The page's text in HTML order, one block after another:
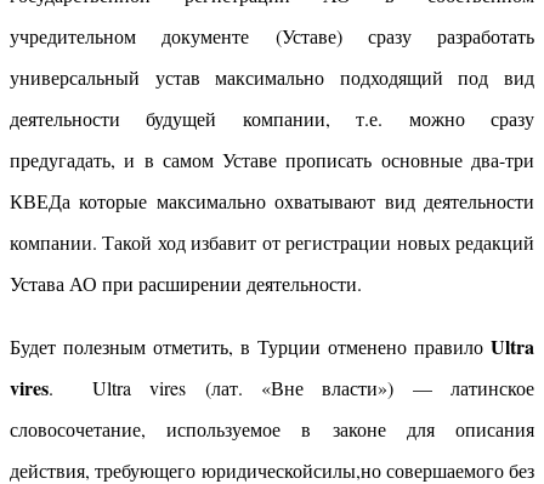
учредительном документе (Уставе) сразу разработать
универсальный устав максимально подходящий под вид
деятельности будущей компании, т.е. можно сразу
предугадать, и в самом Уставе прописать основные два-три
КВЕДа которые максимально охватывают вид деятельности
компании. Такой ход избавит от регистрации новых редакций
Устава АО при расширении деятельности.
Будет полезным отметить, в Турции отменено правило Ultra
vires. Ultra vires (лат. «Вне власти») — латинское
словосочетание, используемое в законе для описания
действия, требующего юридическойсилы,но совершаемого без